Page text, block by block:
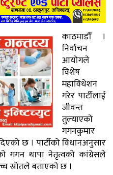
काठमाडौँ ।
निर्वाचन
आयोगले
विशेष
महाविधेशन
गरेर पार्टीलाई
जीवन्त
तुल्याएको
गगनकुमार
छ । पार्टीको विधानअनुसार
गगन थापा नेतृत्वको कांग्रेसले
स्रोतले बताएको छ ।